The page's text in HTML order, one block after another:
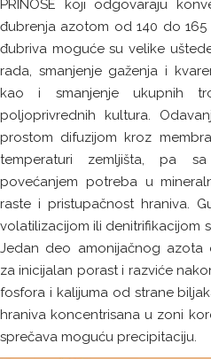
PRINOSE koji odgovaraju
đubrenja azotom od 140 do
đubriva moguće su velike
rada, smanjenje gaženja i
kao i smanjenje ukupnih
poljoprivrednih kultura.
prostom difuzijom kroz
temperaturi zemljišta, pa
povećanjem potreba u
raste i pristupačnost hraniva.
volatilizacijom ili denitrifikacijom
Jedan deo amonijačnog azota
za inicijalan porast i razviće
fosfora i kalijuma od strane
hraniva koncentrisana u zoni
sprečava moguću precipitaciju.